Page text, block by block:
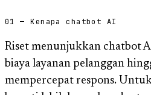
01 — Kenapa chatbot AI
Riset menunjukkan chatbot
biaya layanan pelanggan
mempercepat respons.